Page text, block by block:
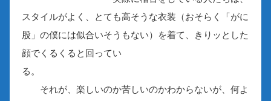
スタイルがよく、とても高そうな衣装（おそらく「がに
股」の僕には似合いそうもない）を着て、きりッとした
顔でくるくると回ってい
る。
それが、楽しいのか苦しいのかわからないが、何よ